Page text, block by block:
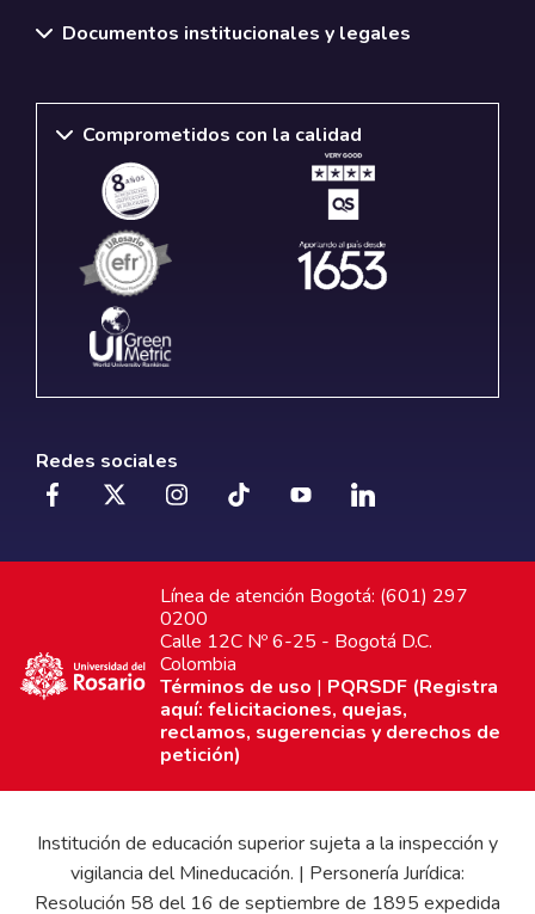
Documentos institucionales y legales
Comprometidos con la calidad
Redes sociales
Línea de atención Bogotá: (601) 297
0200
Calle 12C Nº 6-25 - Bogotá D.C.
Colombia
Términos de uso | PQRSDF (Registra
aquí: felicitaciones, quejas,
reclamos, sugerencias y derechos de
petición)
Institución de educación superior sujeta a la inspección y
vigilancia del Mineducación. | Personería Jurídica:
Resolución 58 del 16 de septiembre de 1895 expedida